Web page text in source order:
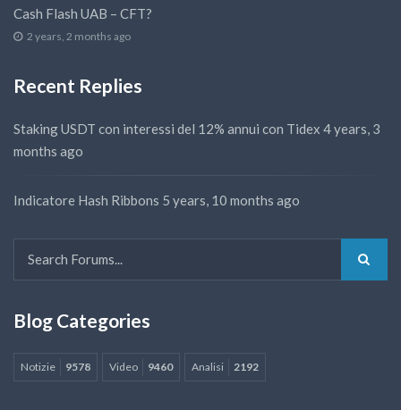
Cash Flash UAB – CFT?
2 years, 2 months ago
Recent Replies
Staking USDT con interessi del 12% annui con Tidex 4 years, 3
months ago
Indicatore Hash Ribbons 5 years, 10 months ago
Blog Categories
Notizie 9578 Video 9460 Analisi 2192